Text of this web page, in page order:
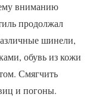
вниманию
продолжал
шинели,
обувь из кожи
Смягчить
и погоны.